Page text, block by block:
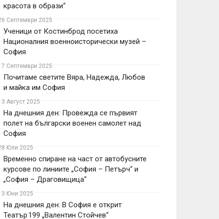
красота в образи“
Септември 2025
Ученици от Костинброд посетиха
Националния военноисторически музей –
София
Септември 2025
Почитаме светите Вяра, Надежда, Любов
и майка им София
Август 2025
На днешния ден: Провежда се първият
полет на български военен самолет над
София
Юли 2025
Временно спиране на част от автобусните
курсове по линиите „София – Петърч“ и
„София – Драговищица“
Юни 2025
На днешния ден: В София е открит
Театър 199 „Валентин Стойчев“